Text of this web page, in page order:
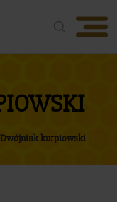
Dwójniak kurpiowski